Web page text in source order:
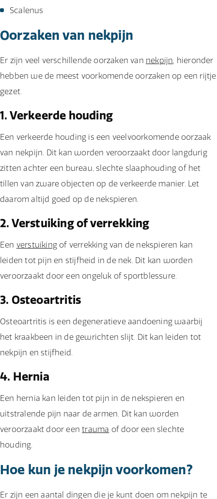
Scalenus
Oorzaken van nekpijn
Er zijn veel verschillende oorzaken van nekpijn, hieronder
hebben we de meest voorkomende oorzaken op een rijtje
gezet.
1. Verkeerde houding
Een verkeerde houding is een veelvoorkomende oorzaak
van nekpijn. Dit kan worden veroorzaakt door langdurig
zitten achter een bureau, slechte slaaphouding of het
tillen van zware objecten op de verkeerde manier. Let
daarom altijd goed op de nekspieren.
2. Verstuiking of verrekking
Een verstuiking of verrekking van de nekspieren kan
leiden tot pijn en stijfheid in de nek. Dit kan worden
veroorzaakt door een ongeluk of sportblessure.
3. Osteoartritis
Osteoartritis is een degeneratieve aandoening waarbij
het kraakbeen in de gewrichten slijt. Dit kan leiden tot
nekpijn en stijfheid.
4. Hernia
Een hernia kan leiden tot pijn in de nekspieren en
uitstralende pijn naar de armen. Dit kan worden
veroorzaakt door eentrauma of door een slechte
houding.
Hoe kun je nekpijn voorkomen?
Er zijn een aantal dingen die je kunt doen om nekpijn te